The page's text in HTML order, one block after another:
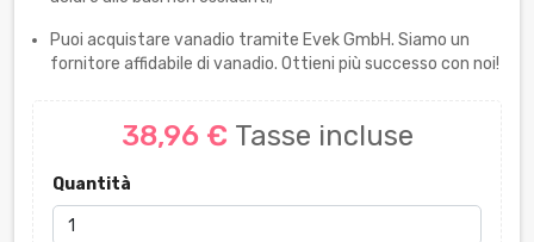
Puoi acquistare vanadio tramite Evek GmbH. Siamo un
fornitore affidabile di vanadio. Ottieni più successo con noi!
38,96 € Tasse incluse
Quantità